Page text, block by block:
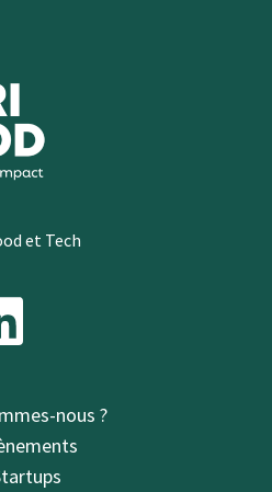
et Tech
nous ?